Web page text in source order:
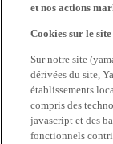
et nos actions
Cookies sur le
Sur notre site
dérivées du site,
établissements
compris des
javascript et des
fonctionnels